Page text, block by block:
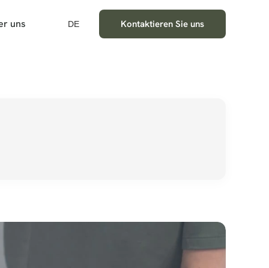
uns DE Kontaktieren Sie uns